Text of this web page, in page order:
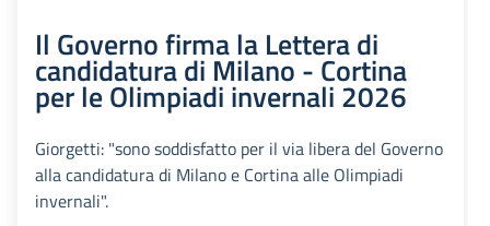
Il Governo firma la Lettera di
candidatura di Milano - Cortina
per le Olimpiadi invernali 2026
Giorgetti: "sono soddisfatto per il via libera del Governo
alla candidatura di Milano e Cortina alle Olimpiadi
invernali".